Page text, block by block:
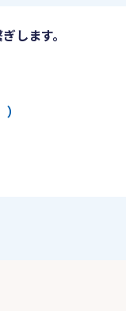
します。